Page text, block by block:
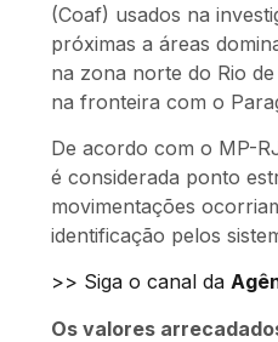
(Coaf) usados na
próximas a áreas
na zona norte do Rio
na fronteira com o
De acordo com o MP-
é considerada ponto
movimentações
identificação pelos
>> Siga o canal da
Os valores